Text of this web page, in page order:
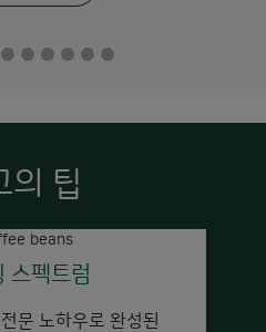
의 팁
스펙트럼
문 노하우로 완성된